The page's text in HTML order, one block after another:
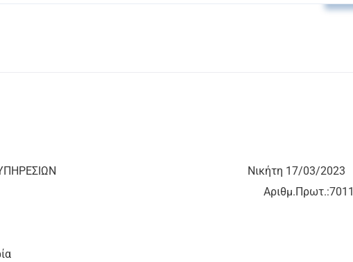
ΥΠΗΡΕΣΙΩΝ Νικήτη 17/03/2023
Αριθμ.Πρωτ.:7011